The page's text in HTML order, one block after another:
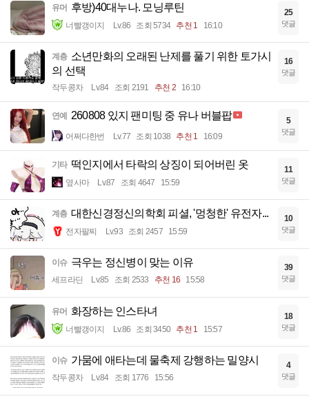
유머 후방)40대누나. 모닝루틴
너빨갱이지 Lv.86 조회 5734 추천 1 16:10
25
댓글
계층 소년만화의 오래된 난제를 풀기 위한 토가시
의 선택
작두콩차 Lv.84 조회 2191 추천 2 16:10
16
댓글
연예 260808 있지 팬미팅 중 유나 버블팝
어쩌다한번 Lv.77 조회 1038 추천 1 16:09
5
댓글
기타 떡인지에서 타락의 상징이 되어버린 옷
옆사마 Lv.87 조회 4647 15:59
11
댓글
계층 대한신경정신의학회 피셜, '멍청한' 유전자...
전자팔찌 Lv.93 조회 2457 15:59
10
댓글
이슈 극우는 정신병이 맞는 이유
세프라딘 Lv.85 조회 2533 추천 16 15:58
39
댓글
유머 화장하는 인스타녀
너빨갱이지 Lv.86 조회 3450 추천 1 15:57
18
댓글
이슈 가뭄에 애타는데 물축제 강행하는 밀양시
작두콩차 Lv.84 조회 1776 15:56
4
댓글